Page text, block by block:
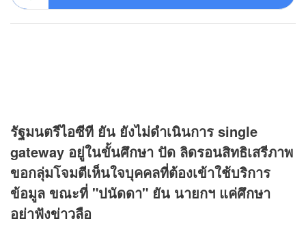
รัฐมนตรีไอซีที ยัน ยังไม่ดำเนินการ single
gateway อยู่ในขั้นศึกษา ปัด ลิดรอนสิทธิเสรีภาพ
ขอกลุ่มโจมตีเห็นใจบุคคลที่ต้องเข้าใช้บริการ
ข้อมูล ขณะที่ "ปนัดดา" ยัน นายกฯ แค่ศึกษา
อย่าฟังข่าวลือ